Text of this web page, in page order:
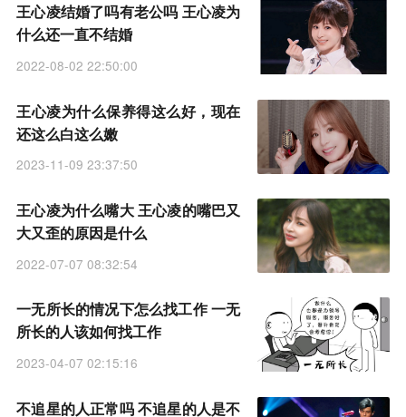
王心凌结婚了吗有老公吗 王心凌为
什么还一直不结婚
2022-08-02 22:50:00
王心凌为什么保养得这么好，现在
还这么白这么嫩
2023-11-09 23:37:50
王心凌为什么嘴大 王心凌的嘴巴又
大又歪的原因是什么
2022-07-07 08:32:54
一无所长的情况下怎么找工作 一无
所长的人该如何找工作
2023-04-07 02:15:16
不追星的人正常吗 不追星的人是不